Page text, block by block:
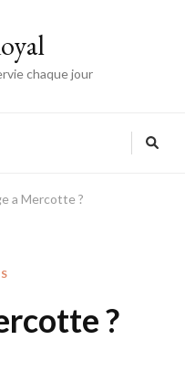
chaque jour
a Mercotte ?
?